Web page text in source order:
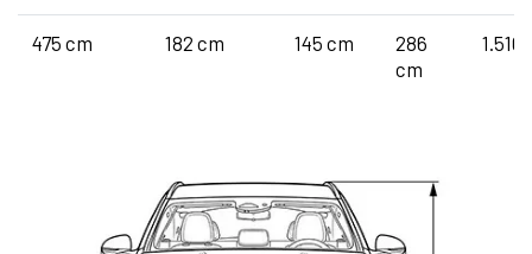
475 cm 182 cm 145 cm
286
cm
1.510 l